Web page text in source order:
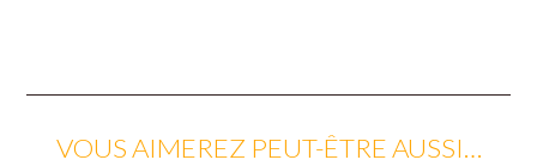
VOUS AIMEREZ PEUT-ÊTRE AUSSI…